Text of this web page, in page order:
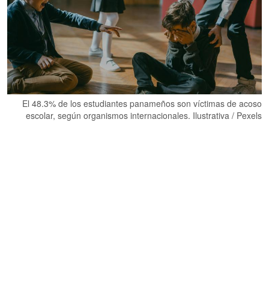
El 48.3% de los estudiantes panameños son víctimas de acoso
escolar, según organismos internacionales. Ilustrativa / Pexels